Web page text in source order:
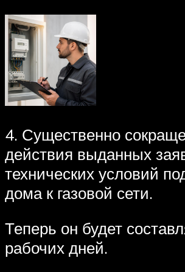
4. Существенно
действия выданных
технических условий
дома к газовой сети.
Теперь он будет
рабочих дней.